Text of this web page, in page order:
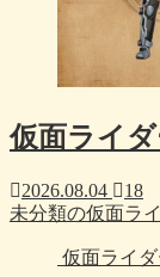
仮面ライ
2026.08.04
18
未分類の仮面ラ
仮面ライ